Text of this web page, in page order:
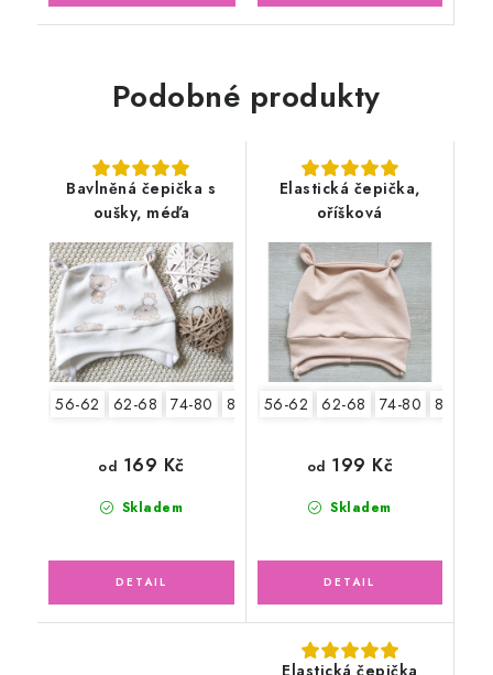
Podobné produkty
Bavlněná čepička s
oušky, méďa
56-62 62-68 74-80 80-86
Skladem
od 169 Kč
Elastická čepička,
oříšková
56-62 62-68 74-80 80-86
Skladem
od 199 Kč